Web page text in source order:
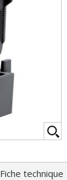
Fiche technique